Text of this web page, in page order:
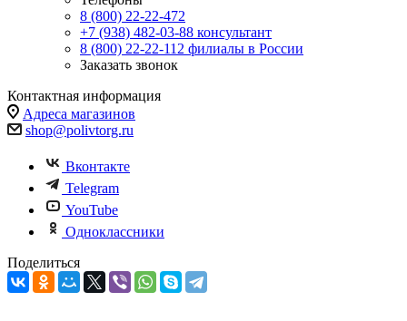
8 (800) 22-22-472
+7 (938) 482-03-88 консультант
8 (800) 22-22-112 филиалы в России
Заказать звонок
Контактная информация
Адреса магазинов
shop@polivtorg.ru
Вконтакте
Telegram
YouTube
Одноклассники
Поделиться